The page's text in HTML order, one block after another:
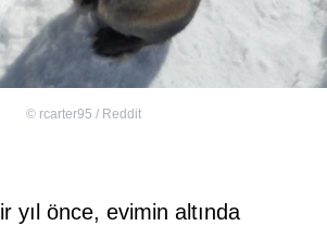
© rcarter95 / Reddit
yıl önce, evimin altında